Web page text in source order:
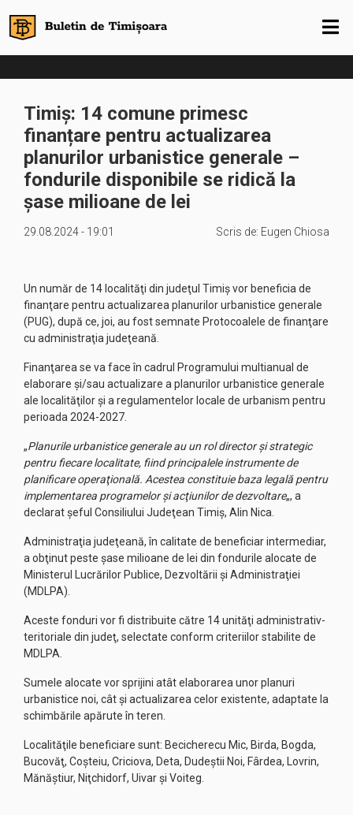
Timiș: 14 comune primesc
finanțare pentru actualizarea
planurilor urbanistice generale –
fondurile disponibile se ridică la
şase milioane de lei
29.08.2024 - 19:01 Scris de: Eugen Chiosa
Un număr de 14 localităţi din judeţul Timiş vor beneficia de
finanţare pentru actualizarea planurilor urbanistice generale
(PUG), după ce, joi, au fost semnate Protocoalele de finanţare
cu administraţia judeţeană.
Finanţarea se va face în cadrul Programului multianual de
elaborare şi/sau actualizare a planurilor urbanistice generale
ale localităţilor şi a regulamentelor locale de urbanism pentru
perioada 2024-2027.
„Planurile urbanistice generale au un rol director şi strategic
pentru fiecare localitate, fiind principalele instrumente de
planificare operaţională. Acestea constituie baza legală pentru
implementarea programelor şi acţiunilor de dezvoltare„, a
declarat șeful Consiliului Judeţean Timiş, Alin Nica.
Administraţia judeţeană, în calitate de beneficiar intermediar,
a obţinut peste şase milioane de lei din fondurile alocate de
Ministerul Lucrărilor Publice, Dezvoltării şi Administraţiei
(MDLPA).
Aceste fonduri vor fi distribuite către 14 unităţi administrativ-
teritoriale din judeţ, selectate conform criteriilor stabilite de
MDLPA.
Sumele alocate vor sprijini atât elaborarea unor planuri
urbanistice noi, cât şi actualizarea celor existente, adaptate la
schimbările apărute în teren.
Localităţile beneficiare sunt: Becicherecu Mic, Birda, Bogda,
Bucovăţ, Coşteiu, Criciova, Deta, Dudeştii Noi, Fârdea, Lovrin,
Mănăştiur, Niţchidorf, Uivar şi Voiteg.